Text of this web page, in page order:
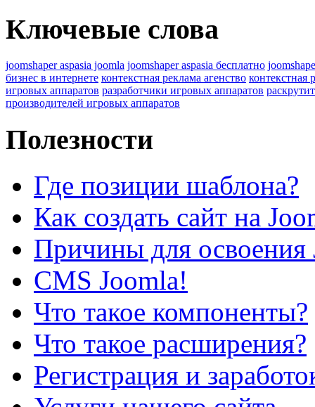
Ключевые слова
joomshaper aspasia joomla joomshaper aspasia бесплатно
бизнес в интернете контекстная реклама агенство контекстная
игровых аппаратов разработчики игровых аппаратов
производителей игровых аппаратов
Полезности
Где позиции шаблона?
Как создать сайт на
Причины для освоения
CMS Joomla!
Что такое компоненты?
Что такое расширения?
Регистрация и